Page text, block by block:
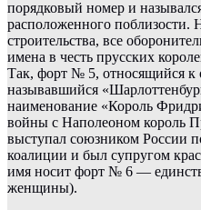
порядковый номер и
расположенного поблизости.
строительства, все
имена в честь прусских
Так, форт № 5, относящийся к
называвшийся
наименование «Король
войны с Наполеоном король
выступал союзником России
коалиции и был супругом
имя носит форт № 6 —
женщины).